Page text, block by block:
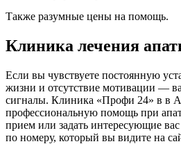
Также разумные цены на помощь.
Клиника лечения
Если вы чувствуете постоянную
жизни и отсутствие мотивации —
сигналы. Клиника «Профи 24» в в
профессиональную помощь при
прием или задать интересующие
по номеру, который вы видите на